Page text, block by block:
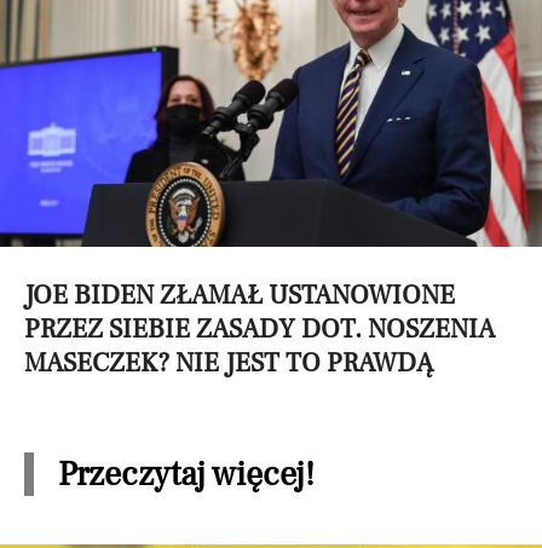
JOE BIDEN ZŁAMAŁ USTANOWIONE
PRZEZ SIEBIE ZASADY DOT. NOSZENIA
MASECZEK? NIE JEST TO PRAWDĄ
Przeczytaj więcej!